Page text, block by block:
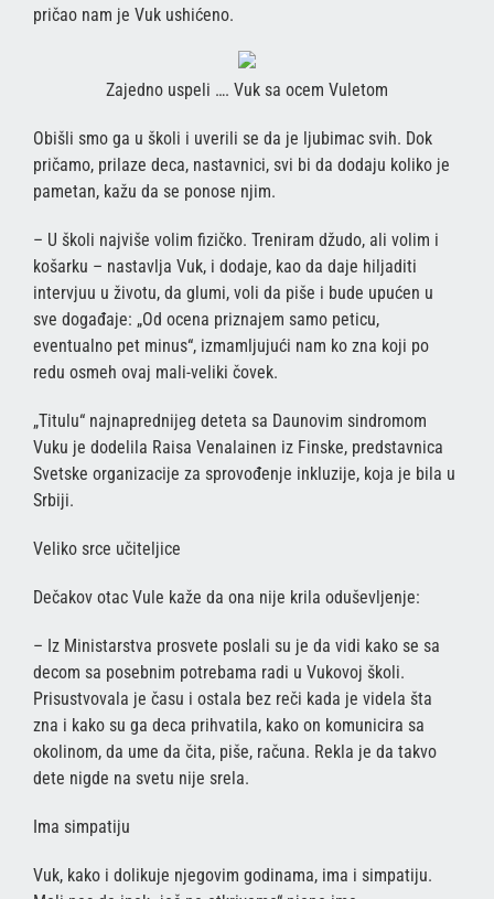
pričao nam je Vuk ushićeno.
Zajedno uspeli …. Vuk sa ocem Vuletom
Obišli smo ga u školi i uverili se da je ljubimac svih. Dok
pričamo, prilaze deca, nastavnici, svi bi da dodaju koliko je
pametan, kažu da se ponose njim.
– U školi najviše volim fizičko. Treniram džudo, ali volim i
košarku – nastavlja Vuk, i dodaje, kao da daje hiljaditi
intervjuu u životu, da glumi, voli da piše i bude upućen u
sve događaje: „Od ocena priznajem samo peticu,
eventualno pet minus“, izmamljujući nam ko zna koji po
redu osmeh ovaj mali-veliki čovek.
„Titulu“ najnaprednijeg deteta sa Daunovim sindromom
Vuku je dodelila Raisa Venalainen iz Finske, predstavnica
Svetske organizacije za sprovođenje inkluzije, koja je bila u
Srbiji.
Veliko srce učiteljice
Dečakov otac Vule kaže da ona nije krila oduševljenje:
– Iz Ministarstva prosvete poslali su je da vidi kako se sa
decom sa posebnim potrebama radi u Vukovoj školi.
Prisustvovala je času i ostala bez reči kada je videla šta
zna i kako su ga deca prihvatila, kako on komunicira sa
okolinom, da ume da čita, piše, računa. Rekla je da takvo
dete nigde na svetu nije srela.
Ima simpatiju
Vuk, kako i dolikuje njegovim godinama, ima i simpatiju.